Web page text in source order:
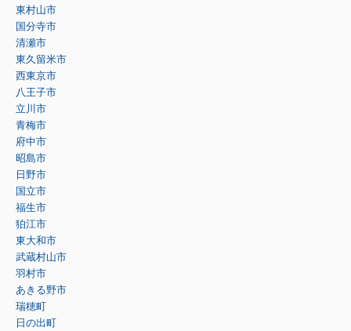
東村山市
国分寺市
清瀬市
東久留米市
西東京市
八王子市
立川市
青梅市
府中市
昭島市
日野市
国立市
福生市
狛江市
東大和市
武蔵村山市
羽村市
あきる野市
瑞穂町
日の出町